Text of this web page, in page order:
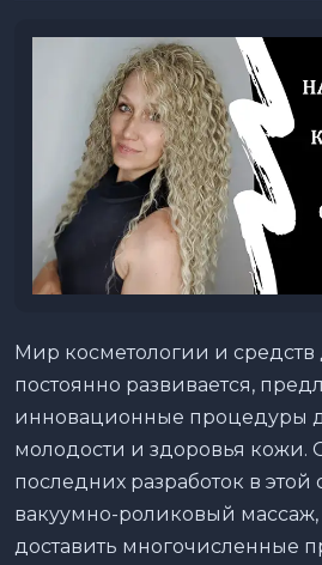
Мир косметологии и средств
постоянно развивается,
инновационные процедуры
молодости и здоровья кожи.
последних разработок в этой
вакуумно-роликовый
доставить многочисленные